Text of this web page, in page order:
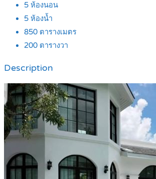
5 ห้องนอน
5 ห้องน้ำ
850 ตารางเมตร
200 ตารางวา
Description